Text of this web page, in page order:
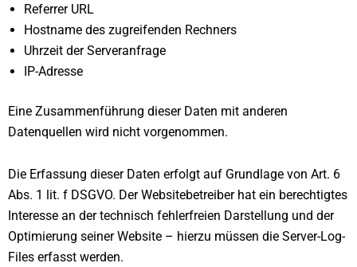
Referrer URL
Hostname des zugreifenden Rechners
Uhrzeit der Serveranfrage
IP-Adresse
Eine Zusammenführung dieser Daten mit anderen
Datenquellen wird nicht vorgenommen.
Die Erfassung dieser Daten erfolgt auf Grundlage von Art. 6
Abs. 1 lit. f DSGVO. Der Websitebetreiber hat ein berechtigtes
Interesse an der technisch fehlerfreien Darstellung und der
Optimierung seiner Website – hierzu müssen die Server-Log-
Files erfasst werden.